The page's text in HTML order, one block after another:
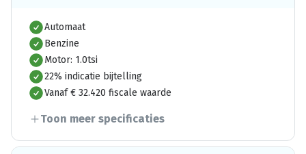
Automaat
Benzine
Motor: 1.0tsi
22% indicatie bijtelling
Vanaf € 32.420 fiscale waarde
Toon meer specificaties